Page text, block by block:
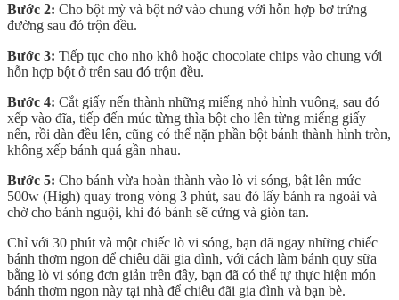
Bước 2: Cho bột mỳ và bột nở vào chung với hỗn hợp bơ trứng
đường sau đó trộn đều.
Bước 3: Tiếp tục cho nho khô hoặc chocolate chips vào chung với
hỗn hợp bột ở trên sau đó trộn đều.
Bước 4: Cắt giấy nến thành những miếng nhỏ hình vuông, sau đó
xếp vào đĩa, tiếp đến múc từng thìa bột cho lên từng miếng giấy
nến, rồi dàn đều lên, cũng có thể nặn phần bột bánh thành hình tròn,
không xếp bánh quá gần nhau.
Bước 5: Cho bánh vừa hoàn thành vào lò vi sóng, bật lên mức
500w (High) quay trong vòng 3 phút, sau đó lấy bánh ra ngoài và
chờ cho bánh nguội, khi đó bánh sẽ cứng và giòn tan.
Chỉ với 30 phút và một chiếc lò vi sóng, bạn đã ngay những chiếc
bánh thơm ngon để chiêu đãi gia đình, với cách làm bánh quy sữa
bằng lò vi sóng đơn giản trên đây, bạn đã có thể tự thực hiện món
bánh thơm ngon này tại nhà để chiêu đãi gia đình và bạn bè.